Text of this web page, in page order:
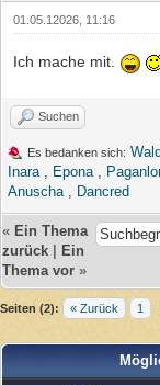
01.05.12026, 11:16
Ich mache mit.
Suchen
Es bedanken sich:
Inara
Epona
Anuscha
Dancred
« Ein Thema
zurück
Ein
Thema vor »
Seiten (2): « Zurück 1